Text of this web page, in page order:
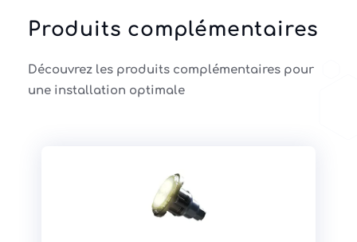
Produits complémentaires
Découvrez les produits complémentaires pour
une installation optimale